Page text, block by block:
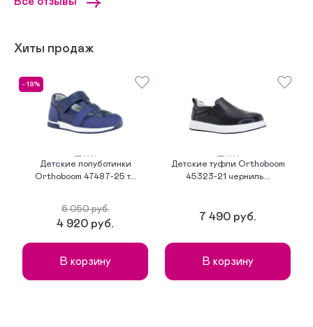
Хиты продаж
- 19%
Детские полуботинки
Orthoboom 47487-25 т...
6 050 руб.
4 920 руб.
В корзину
Детские туфли Orthoboom
45323-21 черниль...
7 490 руб.
В корзину